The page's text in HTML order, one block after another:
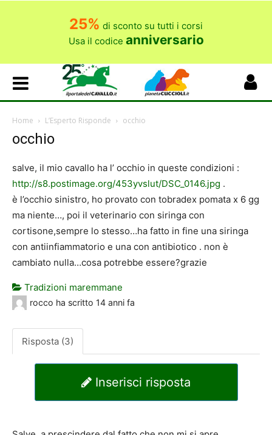
25% di sconto su tutti i corsi
Usa il codice anniversario
Home L’Esperto Risponde occhio
occhio
salve, il mio cavallo ha l’ occhio in queste condizioni :
http://s8.postimage.org/453yvslut/DSC_0146.jpg .
è l’occhio sinistro, ho provato con tobradex pomata x 6 gg
ma niente…, poi il veterinario con siringa con
cortisone,sempre lo stesso…ha fatto in fine una siringa
con antiinfiammatorio e una con antibiotico . non è
cambiato nulla…cosa potrebbe essere?grazie
Tradizioni maremmane
rocco ha scritto 14 anni fa
Risposta (3)
Inserisci risposta